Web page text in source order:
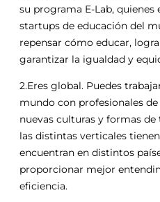
su programa E-Lab, quienes
startups de educación del
repensar cómo educar,
garantizar la igualdad y
2.Eres global. Puedes
mundo con profesionales
nuevas culturas y formas
las distintas verticales
encuentran en distintos
proporcionar mejor
eficiencia.